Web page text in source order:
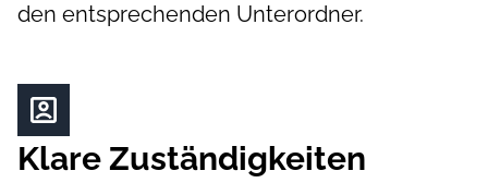
den entsprechenden Unterordner.
Klare Zuständigkeiten